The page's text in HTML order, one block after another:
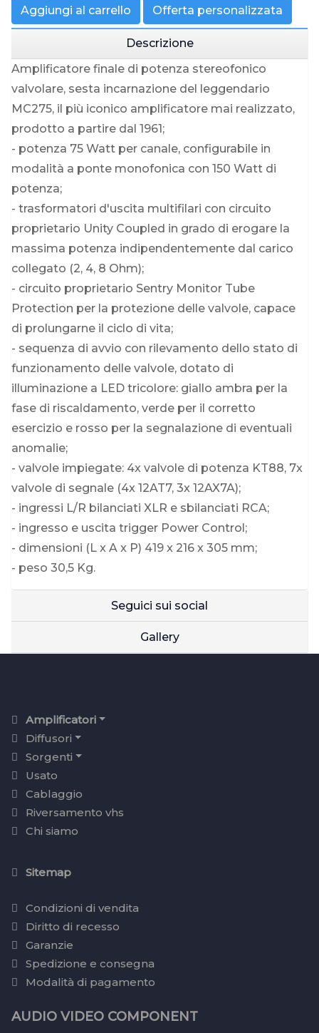
Aggiungi al carrello Offerta personalizzata
Descrizione
Amplificatore finale di potenza stereofonico
valvolare, sesta incarnazione del leggendario
MC275, il più iconico amplificatore mai realizzato,
prodotto a partire dal 1961;
- potenza 75 Watt per canale, configurabile in
modalità a ponte monofonica con 150 Watt di
potenza;
- trasformatori d'uscita multifilari con circuito
proprietario Unity Coupled in grado di erogare la
massima potenza indipendentemente dal carico
collegato (2, 4, 8 Ohm);
- circuito proprietario Sentry Monitor Tube
Protection per la protezione delle valvole, capace
di prolungarne il ciclo di vita;
- sequenza di avvio con rilevamento dello stato di
funzionamento delle valvole, dotato di
illuminazione a LED tricolore: giallo ambra per la
fase di riscaldamento, verde per il corretto
esercizio e rosso per la segnalazione di eventuali
anomalie;
- valvole impiegate: 4x valvole di potenza KT88, 7x
valvole di segnale (4x 12AT7, 3x 12AX7A);
- ingressi L/R bilanciati XLR e sbilanciati RCA;
- ingresso e uscita trigger Power Control;
- dimensioni (L x A x P) 419 x 216 x 305 mm;
- peso 30,5 Kg.
Seguici sui social
Gallery
Amplificatori
Diffusori
Sorgenti
Usato
Cablaggio
Riversamento vhs
Chi siamo
Sitemap
Condizioni di vendita
Diritto di recesso
Garanzie
Spedizione e consegna
Modalità di pagamento
AUDIO VIDEO COMPONENT